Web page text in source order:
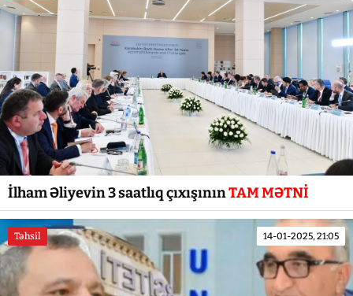
İlham Əliyevin 3 saatlıq çıxışınınTAM MƏTNİ
Təhsil 14-01-2025, 21:05